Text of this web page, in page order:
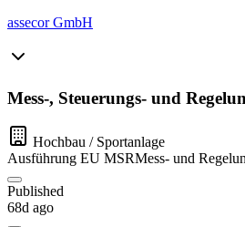
assecor GmbH
Mess-, Steuerungs- und
Hochbau / Sportanlage
Ausführung EU MSRMess- und
Published
68d ago